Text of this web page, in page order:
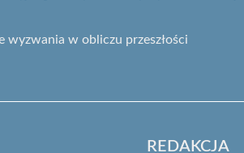
w obliczu przeszłości
REDAKCJA